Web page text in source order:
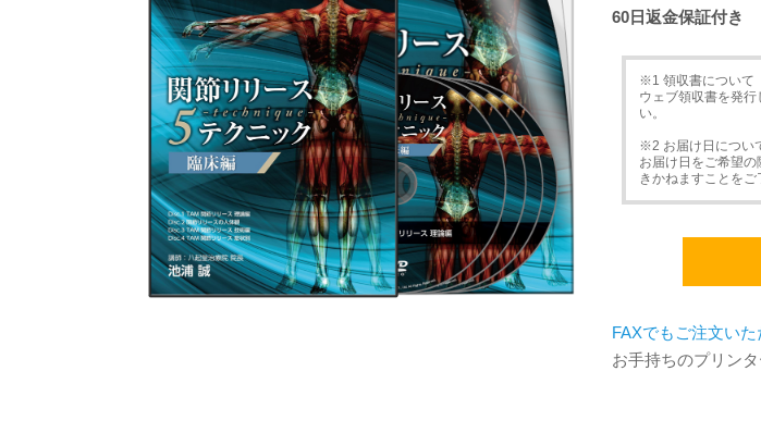
60日返金保証付き
※1 領収書について
ウェブ領収書を発
い。
※2 お届け日につい
お届け日をご希望
きかねますことを
FAXでもご注文い
お手持ちのプリン